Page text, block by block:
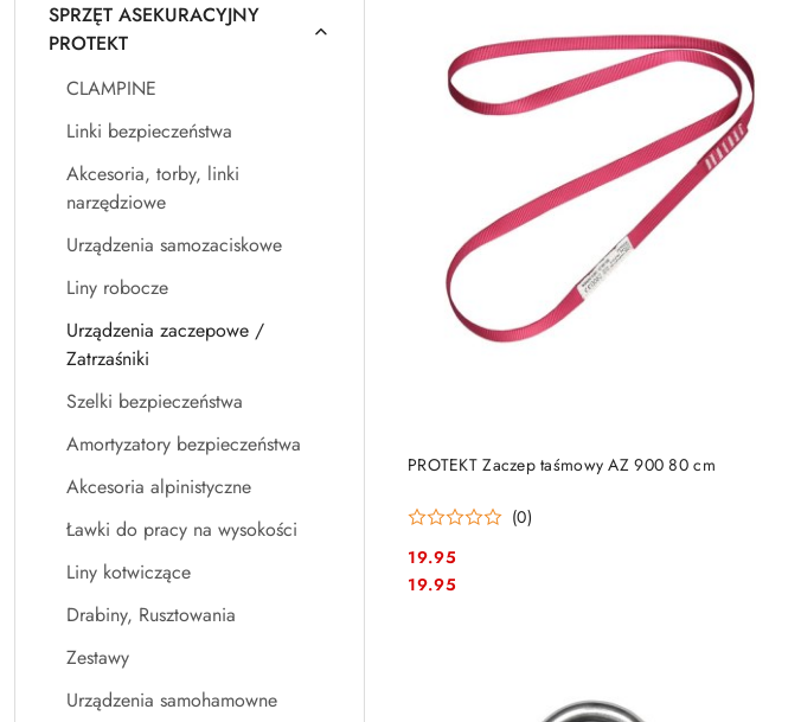
SPRZĘT ASEKURACYJNY
PROTEKT
CLAMPINE
Linki bezpieczeństwa
Akcesoria, torby, linki
narzędziowe
Urządzenia samozaciskowe
Liny robocze
Urządzenia zaczepowe /
Zatrzaśniki
Szelki bezpieczeństwa
Amortyzatory bezpieczeństwa
Akcesoria alpinistyczne
Ławki do pracy na wysokości
Liny kotwiczące
Drabiny, Rusztowania
Zestawy
Urządzenia samohamowne
PROTEKT Zaczep taśmowy AZ 900 80 cm
(0)
Cena:
19.95
Cena:
19.95
DO KOSZYKA